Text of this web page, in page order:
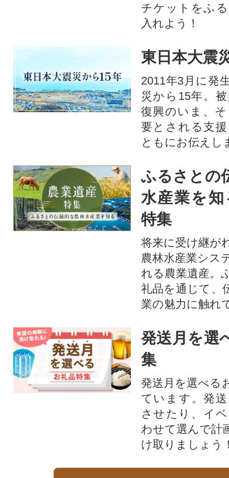
チケットをふ
入れよう！
東日本大震
2011年3月に発
災から15年。
復興のいま、
要とされる支
ともにお伝えし
ふるさとの
水産業を
特集
将来に受け継が
農林水産業シス
れる農業遺産。
礼品を通じて、
業の魅力に触れ
発送月を選
集
発送月を選べる
ています。発
させたり、イ
わせて選んで計
け取りましょう